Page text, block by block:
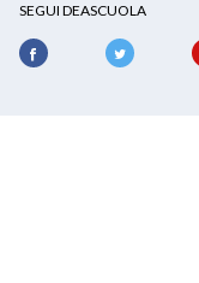
SEGUI DEASCUOLA